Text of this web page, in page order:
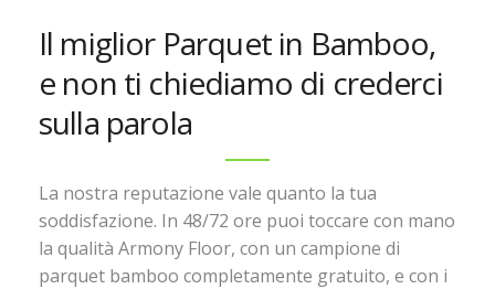
Il miglior Parquet in Bamboo,
e non ti chiediamo di crederci
sulla parola
La nostra reputazione vale quanto la tua
soddisfazione. In 48/72 ore puoi toccare con mano
la qualità Armony Floor, con un campione di
parquet bamboo completamente gratuito, e con i